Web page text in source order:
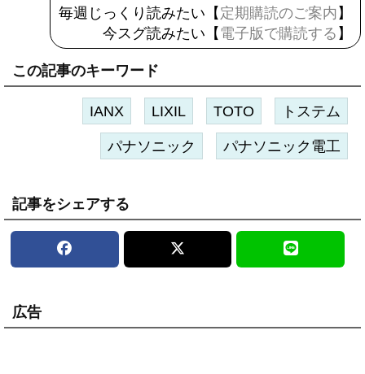
毎週じっくり読みたい【 定期購読のご案内 】
今スグ読みたい【 電子版で購読する 】
この記事のキーワード
IANX LIXIL TOTO トステム
パナソニック パナソニック電工
記事をシェアする
広告